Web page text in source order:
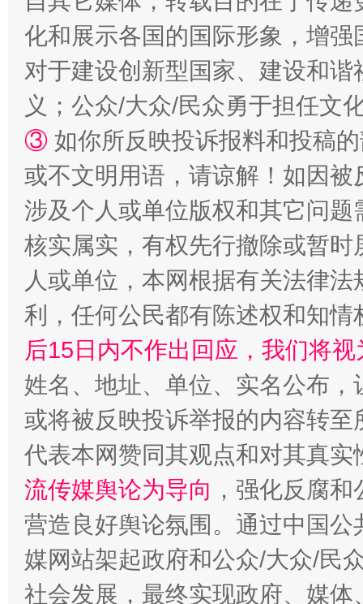
扯下公款旅游的“隐身衣” 如何以
完善运行机制助力责任有效落实 一纸欠
化和展示各国的国际形象，增
对于建设创新型国家、建设和
义；公众/大众/民众勇于担任文
③ 如你所反映投诉报料和投稿
或不文明用语，请谅解！如因
涉及个人或单位版权和其它问题
核实属实，有权先行撤除或暂
人或单位，本网根据有关法律
利，任何公民都有陈述权和知情
后15日内不作出回应，我们将
姓名、地址、单位、实名公布
或将被反映投诉举报的内容转
代表本网赞同其观点和对其真实
流传媒舆论为导向 ，强化反腐
营造良好舆论氛围。通过中国
媒网站架起政府和公众/大众/民
社会发展，最终实现政府、媒